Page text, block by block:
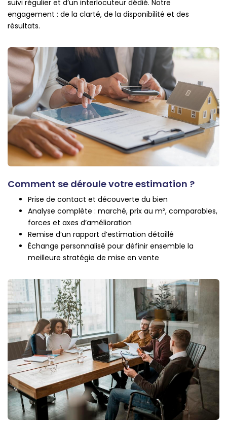
suivi régulier et d’un interlocuteur dédié. Notre
engagement : de la clarté, de la disponibilité et des
résultats.
Comment se déroule votre estimation ?
Prise de contact et découverte du bien
Analyse complète : marché, prix au m², comparables,
forces et axes d’amélioration
Remise d’un rapport d’estimation détaillé
Échange personnalisé pour définir ensemble la
meilleure stratégie de mise en vente